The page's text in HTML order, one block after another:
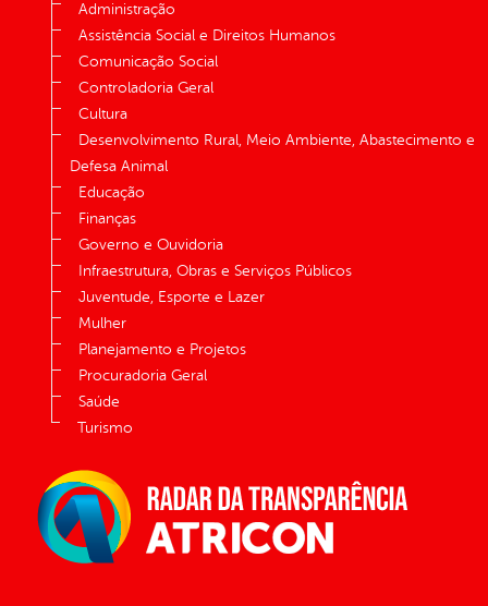
Administração
Assistência Social e Direitos Humanos
Comunicação Social
Controladoria Geral
Cultura
Desenvolvimento Rural, Meio Ambiente, Abastecimento e
Defesa Animal
Educação
Finanças
Governo e Ouvidoria
Infraestrutura, Obras e Serviços Públicos
Juventude, Esporte e Lazer
Mulher
Planejamento e Projetos
Procuradoria Geral
Saúde
Turismo